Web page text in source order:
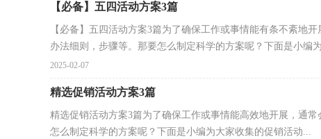
【必备】五四活动方案3篇
【必备】五四活动方案3篇为了确保工作或事情能有条不紊地
办法细则，步骤等。那要怎么制定科学的方案呢？下面是小编
2025-02-07
精选促销活动方案3篇
精选促销活动方案3篇为了确保工作或事情能高效地开展，通
怎么制定科学的方案呢？下面是小编为大家收集的促销活动...